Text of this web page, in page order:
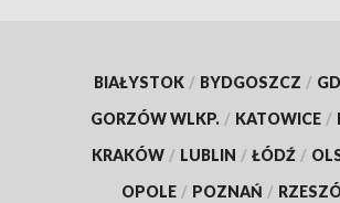
BIAŁYSTOK / BYDGOSZCZ /
GORZÓW WLKP. / KATOWICE /
KRAKÓW / LUBLIN / ŁÓDŹ /
OPOLE / POZNAŃ /